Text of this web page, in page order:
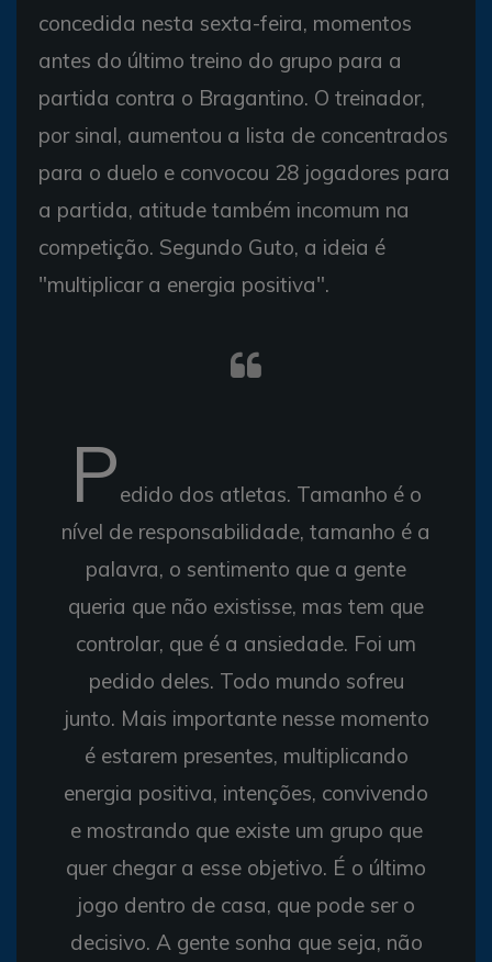
concedida nesta sexta-feira, momentos
antes do último treino do grupo para a
partida contra o Bragantino. O treinador,
por sinal, aumentou a lista de concentrados
para o duelo e convocou 28 jogadores para
a partida, atitude também incomum na
competição. Segundo Guto, a ideia é
"multiplicar a energia positiva".
Pedido dos atletas. Tamanho é o
nível de responsabilidade, tamanho é a
palavra, o sentimento que a gente
queria que não existisse, mas tem que
controlar, que é a ansiedade. Foi um
pedido deles. Todo mundo sofreu
junto. Mais importante nesse momento
é estarem presentes, multiplicando
energia positiva, intenções, convivendo
e mostrando que existe um grupo que
quer chegar a esse objetivo. É o último
jogo dentro de casa, que pode ser o
decisivo. A gente sonha que seja, não